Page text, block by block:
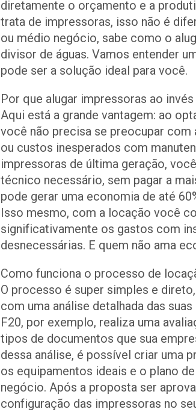
diretamente o orçamento e a
trata de impressoras, isso não é
ou médio negócio, sabe como o
divisor de águas. Vamos entender
pode ser a solução ideal para você.
Por que alugar impressoras ao
Aqui está a grande vantagem: ao
você não precisa se preocupar
ou custos inesperados com
impressoras de última geração,
técnico necessário, sem pagar a
pode gerar uma economia de até
Isso mesmo, com a locação você
significativamente os gastos com
desnecessárias. E quem não ama
Como funciona o processo de
O processo é super simples e
com uma análise detalhada das
F20, por exemplo, realiza uma
tipos de documentos que sua
dessa análise, é possível criar uma
os equipamentos ideais e o plano
negócio. Após a proposta ser
configuração das impressoras no